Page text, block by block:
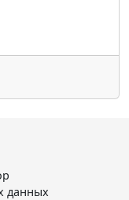
данных